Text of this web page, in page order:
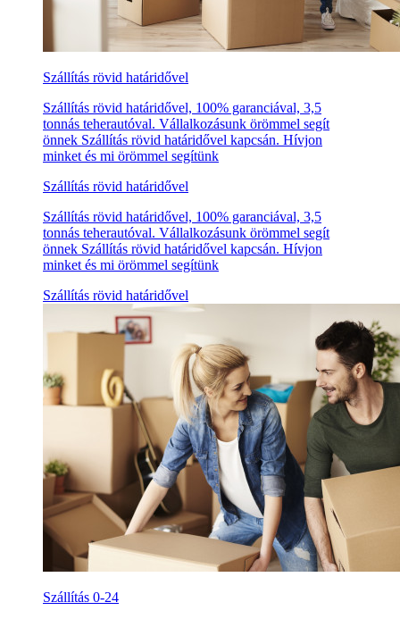
Szállítás rövid határidővel
Szállítás rövid határidővel, 100% garanciával, 3,5
tonnás teherautóval. Vállalkozásunk örömmel segít
önnek Szállítás rövid határidővel kapcsán. Hívjon
minket és mi örömmel segítünk
Szállítás rövid határidővel
Szállítás rövid határidővel, 100% garanciával, 3,5
tonnás teherautóval. Vállalkozásunk örömmel segít
önnek Szállítás rövid határidővel kapcsán. Hívjon
minket és mi örömmel segítünk
Szállítás rövid határidővel
Szállítás 0-24